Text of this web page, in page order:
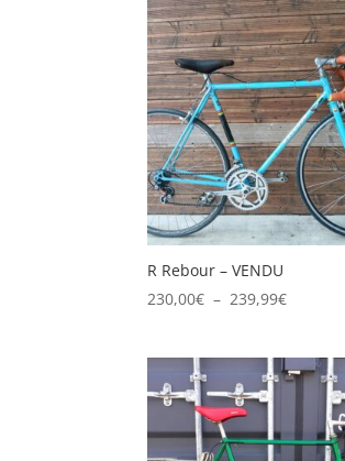
R Rebour – VENDU
230,00€ – 239,99€Plage
230,00€
239,99€